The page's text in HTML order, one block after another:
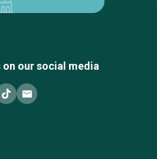
on our social media